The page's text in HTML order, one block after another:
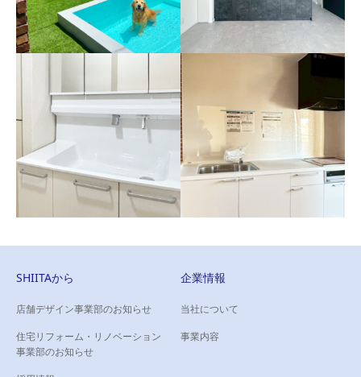
戸建て住宅（相模原市）
愛犬がのびのび遊べる、プー
ル付きのお庭へ。
マンション（横浜市港北
マンション（横浜市都筑
区）
マンション（横浜市都筑
SHIITAから
店舗デザイン事業部のお知らせ
住宅リフォーム・リノベーション
事業部のお知らせ
企業情報
当社について
事業内容